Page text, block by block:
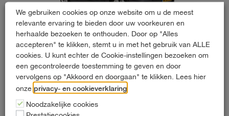
Volkswagen Golf Variant
1 - 5 personen
We gebruiken cookies op onze website om u de meest
relevante ervaring te bieden door uw voorkeuren en
herhaalde bezoeken te onthouden. Door op "Alles
accepteren" te klikken, stemt u in met het gebruik van ALLE
cookies. U kunt echter de Cookie-instellingen bezoeken om
een gecontroleerde toestemming te geven en door
vervolgens op "Akkoord en doorgaan" te klikken. Lees hier
onze privacy- en cookieverklaring
Noodzakelijke cookies